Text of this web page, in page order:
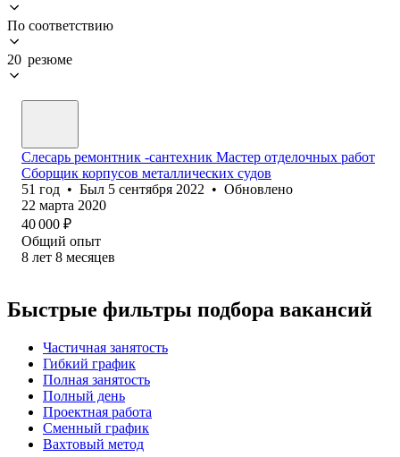
По соответствию
20 резюме
Слесарь ремонтник -сантехник Мастер отделочных работ
Сборщик корпусов металлических судов
51 год • Был 5 сентября 2022 • Обновлено
22 марта 2020
40 000 ₽
Общий опыт
8 лет 8 месяцев
Быстрые фильтры подбора вакансий
Частичная занятость
Гибкий график
Полная занятость
Полный день
Проектная работа
Сменный график
Вахтовый метод